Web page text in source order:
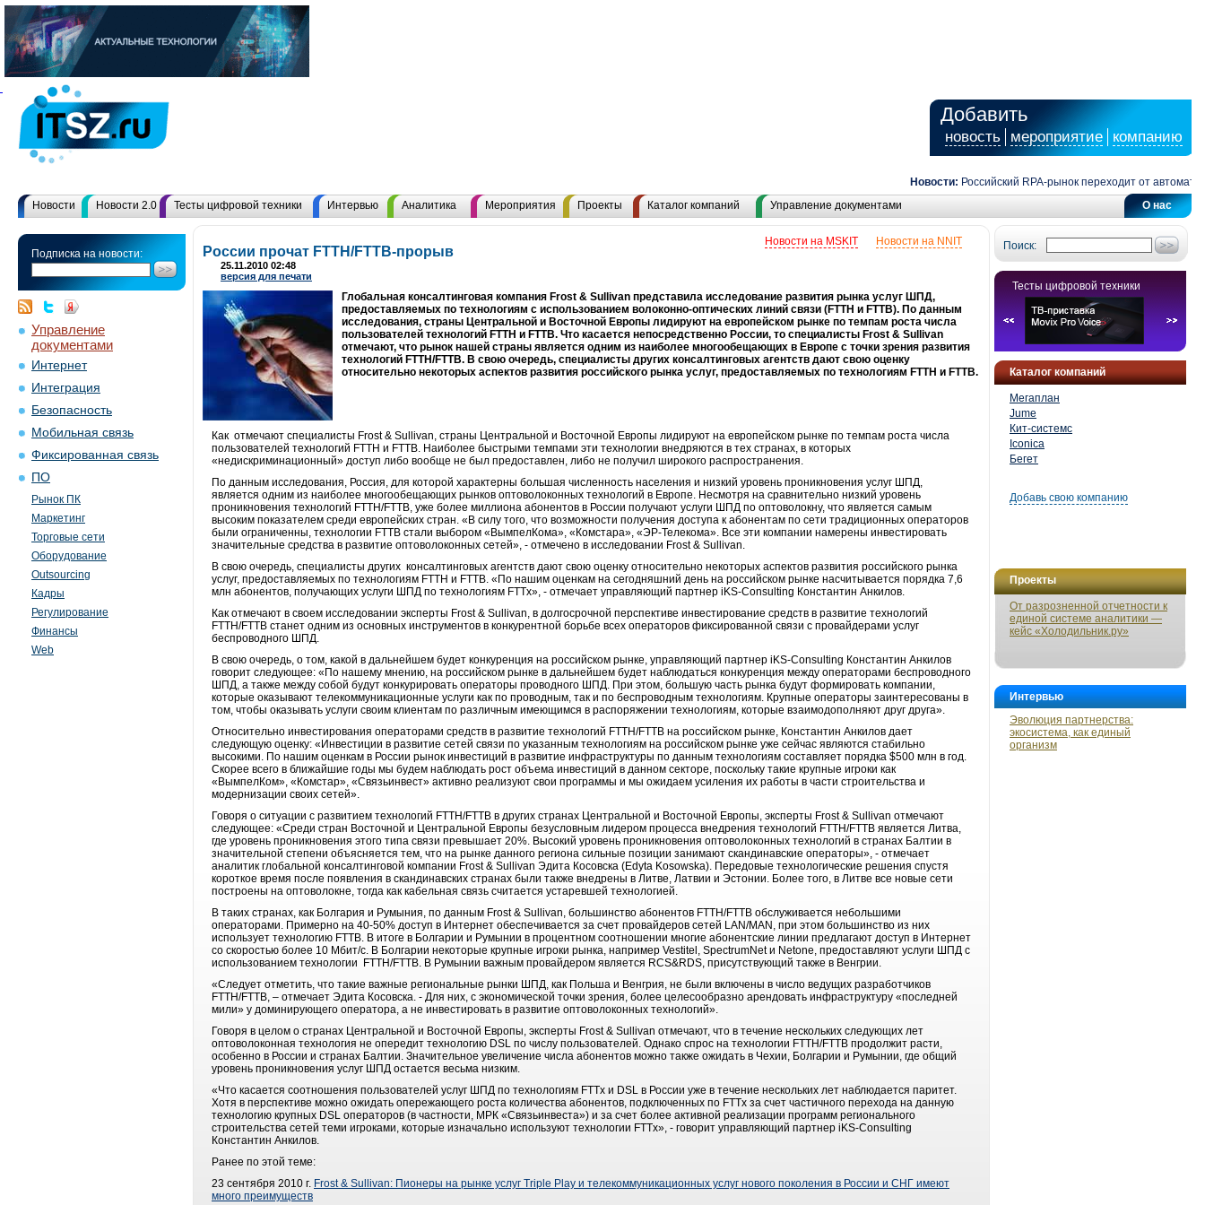
Добавить
новость мероприятие компанию
Новости: Российский RPA-рынок переходит от
О нас
Новости Новости 2.0 Тесты цифровой техники Интервью Аналитика Мероприятия Проекты Каталог компаний Управление документами
Подписка на новости:
Управление
документами
Интернет
Интеграция
Безопасность
Мобильная связь
Фиксированная связь
ПО
Рынок ПК
Маркетинг
Торговые сети
Оборудование
Outsourcing
Кадры
Регулирование
Финансы
Web
Поиск:
Тесты цифровой техники
Каталог компаний
Мегаплан
Jume
Кит-системс
Iconica
Бегет
Добавь свою компанию
Проекты
От разрозненной отчетности к
единой системе аналитики —
кейс «Холодильник.ру»
Интервью
Эволюция партнерства:
экосистема, как единый
организм
Новости на NNIT
Новости на MSKIT
России прочат FTTH/FTTB-прорыв
25.11.2010 02:48
версия для печати
Глобальная консалтинговая компания Frost & Sullivan представила исследование развития рынка услуг ШПД,
предоставляемых по технологиям с использованием волоконно-оптических линий связи (FTTH и FTTB). По данным
исследования, страны Центральной и Восточной Европы лидируют на европейском рынке по темпам роста числа
пользователей технологий FTTH и FTTB. Что касается непосредственно России, то специалисты Frost & Sullivan
отмечают, что рынок нашей страны является одним из наиболее многообещающих в Европе с точки зрения развития
технологий FTTH/FTTB. В свою очередь, специалисты других консалтинговых агентств дают свою оценку
относительно некоторых аспектов развития российского рынка услуг, предоставляемых по технологиям FTTH и FTTB.
Как отмечают специалисты Frost & Sullivan, страны Центральной и Восточной Европы лидируют на европейском рынке по темпам роста числа
пользователей технологий FTTH и FTTB. Наиболее быстрыми темпами эти технологии внедряются в тех странах, в которых
«недискриминационный» доступ либо вообще не был предоставлен, либо не получил широкого распространения.
По данным исследования, Россия, для которой характерны большая численность населения и низкий уровень проникновения услуг ШПД,
является одним из наиболее многообещающих рынков оптоволоконных технологий в Европе. Несмотря на сравнительно низкий уровень
проникновения технологий FTTH/FTTB, уже более миллиона абонентов в России получают услуги ШПД по оптоволокну, что является самым
высоким показателем среди европейских стран. «В силу того, что возможности получения доступа к абонентам по сети традиционных операторов
были ограниченны, технологии FTTB стали выбором «ВымпелКома», «Комстара», «ЭР-Телекома». Все эти компании намерены инвестировать
значительные средства в развитие оптоволоконных сетей», - отмечено в исследовании Frost & Sullivan.
В свою очередь, специалисты других консалтинговых агентств дают свою оценку относительно некоторых аспектов развития российского рынка
услуг, предоставляемых по технологиям FTTH и FTTB. «По нашим оценкам на сегодняшний день на российском рынке насчитывается порядка 7,6
млн абонентов, получающих услуги ШПД по технологиям FTTx», - отмечает управляющий партнер iKS-Consulting Константин Анкилов.
Как отмечают в своем исследовании эксперты Frost & Sullivan, в долгосрочной перспективе инвестирование средств в развитие технологий
FTTH/FTTB станет одним из основных инструментов в конкурентной борьбе всех операторов фиксированной связи с провайдерами услуг
беспроводного ШПД.
В свою очередь, о том, какой в дальнейшем будет конкуренция на российском рынке, управляющий партнер iKS-Consulting Константин Анкилов
говорит следующее: «По нашему мнению, на российском рынке в дальнейшем будет наблюдаться конкуренция между операторами беспроводного
ШПД, а также между собой будут конкурировать операторы проводного ШПД. При этом, большую часть рынка будут формировать компании,
которые оказывают телекоммуникационные услуги как по проводным, так и по беспроводным технологиям. Крупные операторы заинтересованы в
том, чтобы оказывать услуги своим клиентам по различным имеющимся в распоряжении технологиям, которые взаимодополняют друг друга».
Относительно инвестирования операторами средств в развитие технологий FTTH/FTTB на российском рынке, Константин Анкилов дает
следующую оценку: «Инвестиции в развитие сетей связи по указанным технологиям на российском рынке уже сейчас являются стабильно
высокими. По нашим оценкам в России рынок инвестиций в развитие инфраструктуры по данным технологиям составляет порядка $500 млн в год.
Скорее всего в ближайшие годы мы будем наблюдать рост объема инвестиций в данном секторе, поскольку такие крупные игроки как
«ВымпелКом», «Комстар», «Связьинвест» активно реализуют свои программы и мы ожидаем усиления их работы в части строительства и
модернизации своих сетей».
Говоря о ситуации с развитием технологий FTTH/FTTB в других странах Центральной и Восточной Европы, эксперты Frost & Sullivan отмечают
следующее: «Среди стран Восточной и Центральной Европы безусловным лидером процесса внедрения технологий FTTH/FTTB является Литва,
где уровень проникновения этого типа связи превышает 20%. Высокий уровень проникновения оптоволоконных технологий в странах Балтии в
значительной степени объясняется тем, что на рынке данного региона сильные позиции занимают скандинавские операторы», - отмечает
аналитик глобальной консалтинговой компании Frost & Sullivan Эдита Косовска (Edyta Kosowska). Передовые технологические решения спустя
короткое время после появления в скандинавских странах были также внедрены в Литве, Латвии и Эстонии. Более того, в Литве все новые сети
построены на оптоволокне, тогда как кабельная связь считается устаревшей технологией.
В таких странах, как Болгария и Румыния, по данным Frost & Sullivan, большинство абонентов FTTH/FTTB обслуживается небольшими
операторами. Примерно на 40-50% доступ в Интернет обеспечивается за счет провайдеров сетей LAN/MAN, при этом большинство из них
использует технологию FTTB. В итоге в Болгарии и Румынии в процентном соотношении многие абонентские линии предлагают доступ в Интернет
со скоростью более 10 Мбит/с. В Болгарии некоторые крупные игроки рынка, например Vestitel, SpectrumNet и Netone, предоставляют услуги ШПД с
использованием технологии FTTH/FTTB. В Румынии важным провайдером является RCS&RDS, присутствующий также в Венгрии.
«Следует отметить, что такие важные региональные рынки ШПД, как Польша и Венгрия, не были включены в число ведущих разработчиков
FTTH/FTTB, – отмечает Эдита Косовска. - Для них, с экономической точки зрения, более целесообразно арендовать инфраструктуру «последней
мили» у доминирующего оператора, а не инвестировать в развитие оптоволоконных технологий».
Говоря в целом о странах Центральной и Восточной Европы, эксперты Frost & Sullivan отмечают, что в течение нескольких следующих лет
оптоволоконная технология не опередит технологию DSL по числу пользователей. Однако спрос на технологии FTTH/FTTB продолжит расти,
особенно в России и странах Балтии. Значительное увеличение числа абонентов можно также ожидать в Чехии, Болгарии и Румынии, где общий
уровень проникновения услуг ШПД остается весьма низким.
«Что касается соотношения пользователей услуг ШПД по технологиям FTTx и DSL в России уже в течение нескольких лет наблюдается паритет.
Хотя в перспективе можно ожидать опережающего роста количества абонентов, подключенных по FTTx за счет частичного перехода на данную
технологию крупных DSL операторов (в частности, МРК «Связьинвеста») и за счет более активной реализации программ регионального
строительства сетей теми игроками, которые изначально используют технологии FTTx», - говорит управляющий партнер iKS-Consulting
Константин Анкилов.
Ранее по этой теме:
23 сентября 2010 г. Frost & Sullivan: Пионеры на рынке услуг Triple Play и телекоммуникационных услуг нового поколения в России и СНГ имеют
много преимуществ